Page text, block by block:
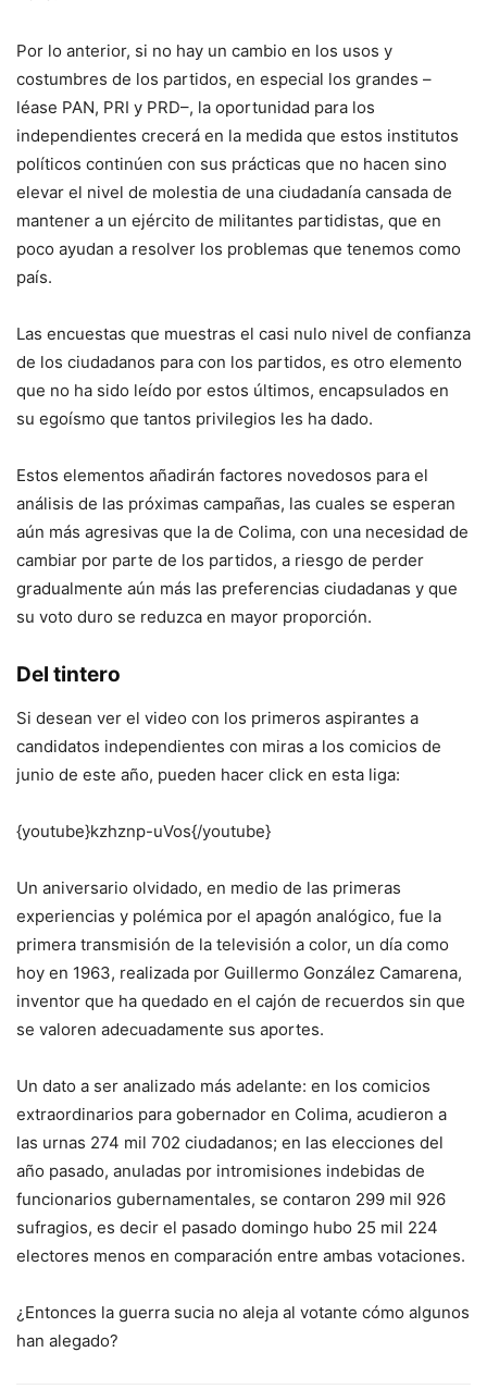
Por lo anterior, si no hay un cambio en los usos y
costumbres de los partidos, en especial los grandes –
léase PAN, PRI y PRD–, la oportunidad para los
independientes crecerá en la medida que estos institutos
políticos continúen con sus prácticas que no hacen sino
elevar el nivel de molestia de una ciudadanía cansada de
mantener a un ejército de militantes partidistas, que en
poco ayudan a resolver los problemas que tenemos como
país.
Las encuestas que muestras el casi nulo nivel de confianza
de los ciudadanos para con los partidos, es otro elemento
que no ha sido leído por estos últimos, encapsulados en
su egoísmo que tantos privilegios les ha dado.
Estos elementos añadirán factores novedosos para el
análisis de las próximas campañas, las cuales se esperan
aún más agresivas que la de Colima, con una necesidad de
cambiar por parte de los partidos, a riesgo de perder
gradualmente aún más las preferencias ciudadanas y que
su voto duro se reduzca en mayor proporción.
Del tintero
Si desean ver el video con los primeros aspirantes a
candidatos independientes con miras a los comicios de
junio de este año, pueden hacer click en esta liga:
{youtube}kzhznp-uVos{/youtube}
Un aniversario olvidado, en medio de las primeras
experiencias y polémica por el apagón analógico, fue la
primera transmisión de la televisión a color, un día como
hoy en 1963, realizada por Guillermo González Camarena,
inventor que ha quedado en el cajón de recuerdos sin que
se valoren adecuadamente sus aportes.
Un dato a ser analizado más adelante: en los comicios
extraordinarios para gobernador en Colima, acudieron a
las urnas 274 mil 702 ciudadanos; en las elecciones del
año pasado, anuladas por intromisiones indebidas de
funcionarios gubernamentales, se contaron 299 mil 926
sufragios, es decir el pasado domingo hubo 25 mil 224
electores menos en comparación entre ambas votaciones.
¿Entonces la guerra sucia no aleja al votante cómo algunos
han alegado?